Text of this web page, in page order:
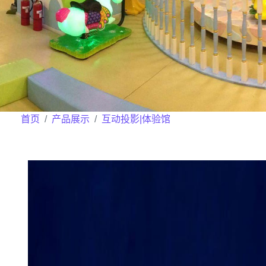
首页 产品展示 互动投影|体验馆